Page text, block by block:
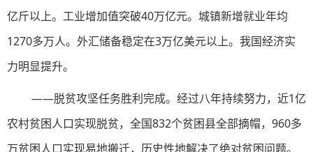
亿斤以上。工业增加值突破40万亿元。城镇新增就业年均
1270多万人。外汇储备稳定在3万亿美元以上。我国经济实
力明显提升。
——脱贫攻坚任务胜利完成。经过八年持续努力，近1亿
农村贫困人口实现脱贫，全国832个贫困县全部摘帽，960多
万贫困人口实现易地搬迁，历史性地解决了绝对贫困问题。